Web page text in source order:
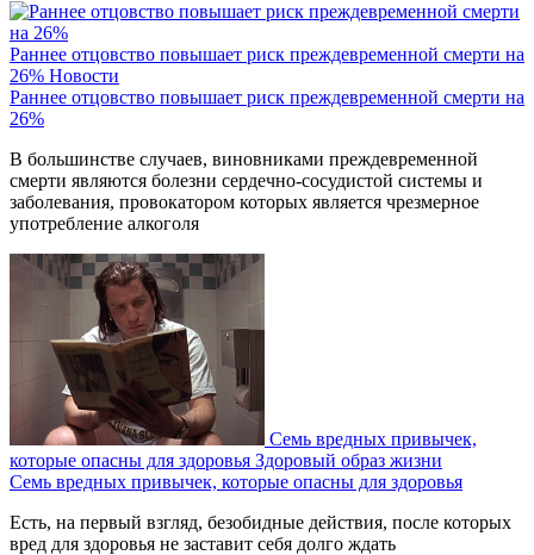
Раннее отцовство повышает риск преждевременной смерти на
26% Новости
Раннее отцовство повышает риск преждевременной смерти на
26%
В большинстве случаев, виновниками преждевременной
смерти являются болезни сердечно-сосудистой системы и
заболевания, провокатором которых является чрезмерное
употребление алкоголя
Семь вредных привычек,
которые опасны для здоровья Здоровый образ жизни
Семь вредных привычек, которые опасны для здоровья
Есть, на первый взгляд, безобидные действия, после которых
вред для здоровья не заставит себя долго ждать